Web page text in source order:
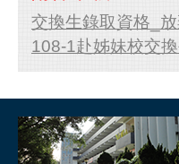
交換生錄取資格_
108-1赴姊妹校交